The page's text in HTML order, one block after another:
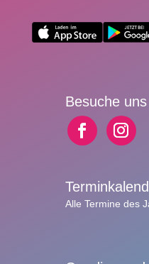
Besuche
Alle Termine des